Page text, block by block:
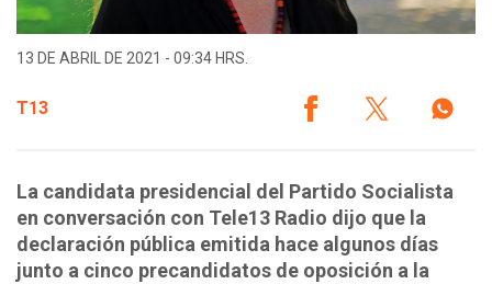
13 DE ABRIL DE 2021 - 09:34 HRS.
T13
La candidata presidencial del Partido Socialista
en conversación con Tele13 Radio dijo que la
declaración pública emitida hace algunos días
junto a cinco precandidatos de oposición a la